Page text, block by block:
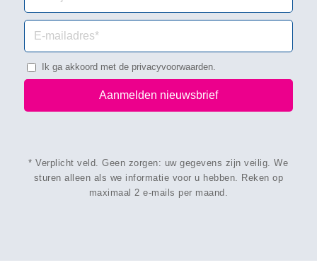
Ik ga akkoord met de privacyvoorwaarden.
* Verplicht veld. Geen zorgen: uw gegevens zijn veilig. We
sturen alleen als we informatie voor u hebben. Reken op
maximaal 2 e-mails per maand.